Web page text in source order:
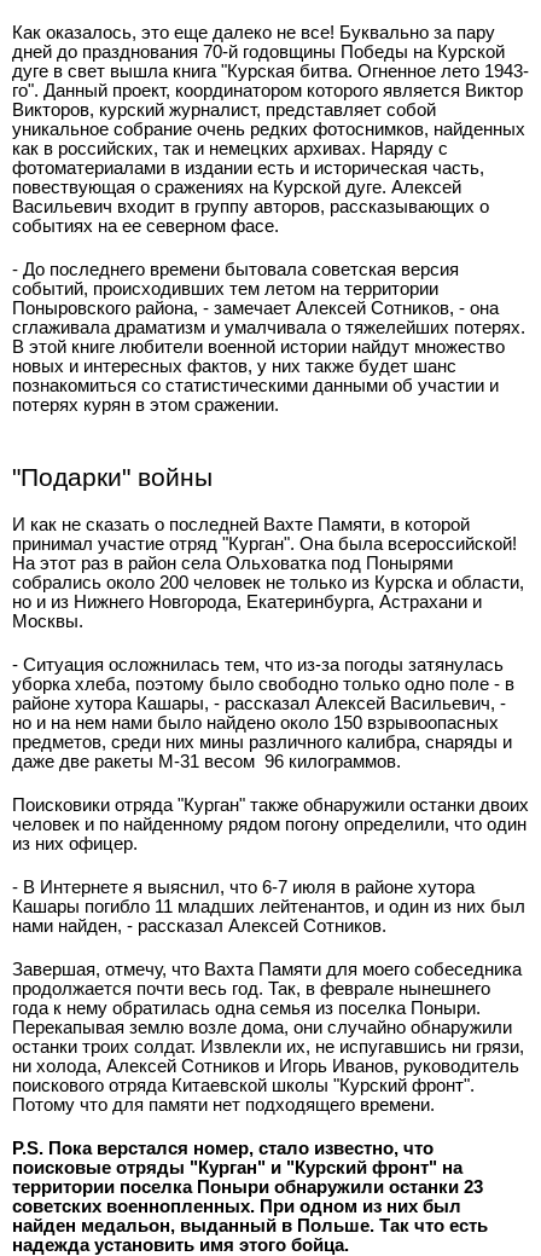
Как оказалось, это еще далеко не все! Буквально за пару
дней до празднования 70-й годовщины Победы на Курской
дуге в свет вышла книга "Курская битва. Огненное лето 1943-
го". Данный проект, координатором которого является Виктор
Викторов, курский журналист, представляет собой
уникальное собрание очень редких фотоснимков, найденных
как в российских, так и немецких архивах. Наряду с
фотоматериалами в издании есть и историческая часть,
повествующая о сражениях на Курской дуге. Алексей
Васильевич входит в группу авторов, рассказывающих о
событиях на ее северном фасе.
- До последнего времени бытовала советская версия
событий, происходивших тем летом на территории
Поныровского района, - замечает Алексей Сотников, - она
сглаживала драматизм и умалчивала о тяжелейших потерях.
В этой книге любители военной истории найдут множество
новых и интересных фактов, у них также будет шанс
познакомиться со статистическими данными об участии и
потерях курян в этом сражении.
"Подарки" войны
И как не сказать о последней Вахте Памяти, в которой
принимал участие отряд "Курган". Она была всероссийской!
На этот раз в район села Ольховатка под Понырями
собрались около 200 человек не только из Курска и области,
но и из Нижнего Новгорода, Екатеринбурга, Астрахани и
Москвы.
- Ситуация осложнилась тем, что из-за погоды затянулась
уборка хлеба, поэтому было свободно только одно поле - в
районе хутора Кашары, - рассказал Алексей Васильевич, -
но и на нем нами было найдено около 150 взрывоопасных
предметов, среди них мины различного калибра, снаряды и
даже две ракеты М-31 весом 96 килограммов.
Поисковики отряда "Курган" также обнаружили останки двоих
человек и по найденному рядом погону определили, что один
из них офицер.
- В Интернете я выяснил, что 6-7 июля в районе хутора
Кашары погибло 11 младших лейтенантов, и один из них был
нами найден, - рассказал Алексей Сотников.
Завершая, отмечу, что Вахта Памяти для моего собеседника
продолжается почти весь год. Так, в феврале нынешнего
года к нему обратилась одна семья из поселка Поныри.
Перекапывая землю возле дома, они случайно обнаружили
останки троих солдат. Извлекли их, не испугавшись ни грязи,
ни холода, Алексей Сотников и Игорь Иванов, руководитель
поискового отряда Китаевской школы "Курский фронт".
Потому что для памяти нет подходящего времени.
P.S. Пока верстался номер, стало известно, что
поисковые отряды "Курган" и "Курский фронт" на
территории поселка Поныри обнаружили останки 23
советских военнопленных. При одном из них был
найден медальон, выданный в Польше. Так что есть
надежда установить имя этого бойца.